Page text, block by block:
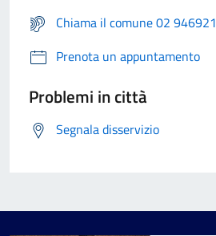
Chiama il comune 02 946921
Prenota un appuntamento
Problemi in città
Segnala disservizio